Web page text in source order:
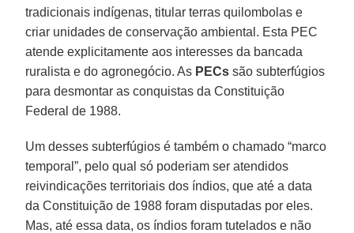
tradicionais indígenas, titular terras quilombolas e
criar unidades de conservação ambiental. Esta PEC
atende explicitamente aos interesses da bancada
ruralista e do agronegócio. As PECs são subterfúgios
para desmontar as conquistas da Constituição
Federal de 1988.
Um desses subterfúgios é também o chamado “marco
temporal”, pelo qual só poderiam ser atendidos
reivindicações territoriais dos índios, que até a data
da Constituição de 1988 foram disputadas por eles.
Mas, até essa data, os índios foram tutelados e não